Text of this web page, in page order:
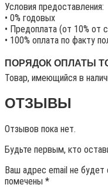
Условия предоставления:
• 0% годовых
• Предоплата (от 10% от
• 100% оплата по факту
ПОРЯДОК ОПЛАТЫ
Товар, имеющийся в
ОТЗЫВЫ
Отзывов пока нет.
Будьте первым, кто
Ваш адрес email не будет
помечены *